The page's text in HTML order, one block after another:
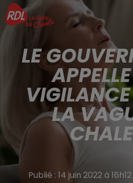
LE
LA
Publié : 14 juin 2022 à